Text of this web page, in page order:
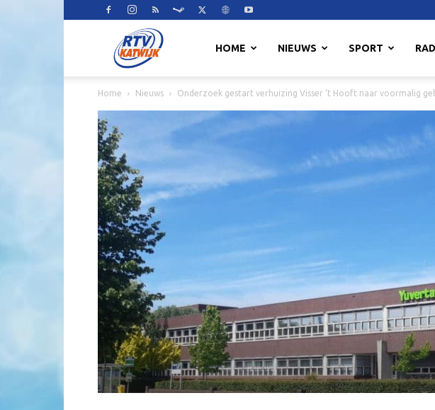
HOME NIEUWS SPORT
Home Nieuws Onderzoek gestart verhuizing Visser ’t Hooft naar voormalig